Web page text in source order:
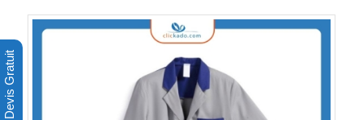
Devis Gratuit